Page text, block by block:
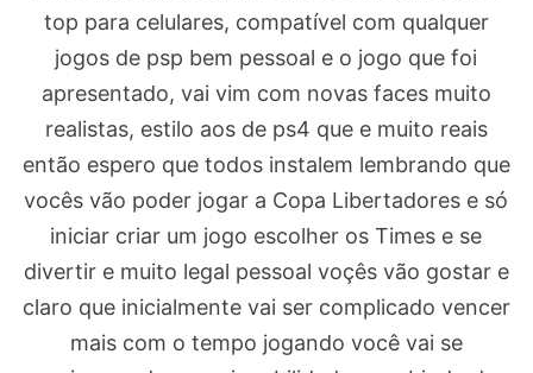
top para celulares, compatível com qualquer
jogos de psp bem pessoal e o jogo que foi
apresentado, vai vim com novas faces muito
realistas, estilo aos de ps4 que e muito reais
então espero que todos instalem lembrando que
vocês vão poder jogar a Copa Libertadores e só
iniciar criar um jogo escolher os Times e se
divertir e muito legal pessoal voçês vão gostar e
claro que inicialmente vai ser complicado vencer
mais com o tempo jogando você vai se